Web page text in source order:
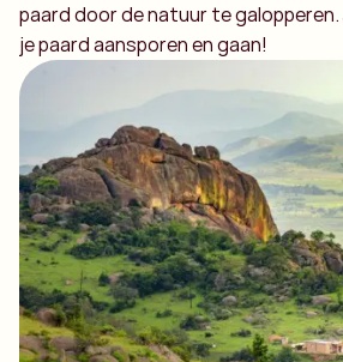
paard door de natuur te galopperen.
je paard aansporen en gaan!